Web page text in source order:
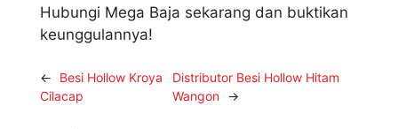
Hubungi Mega Baja sekarang dan buktikan
keunggulannya!
←
Besi Hollow Kroya
Cilacap
Distributor Besi Hollow Hitam
Wangon →